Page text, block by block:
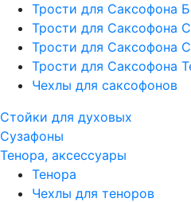
Трости для Саксофона
Трости для Саксофона
Трости для Саксофона
Трости для Саксофона
Чехлы для саксофонов
Стойки для духовых
Сузафоны
Тенора, аксессуары
Тенора
Чехлы для теноров